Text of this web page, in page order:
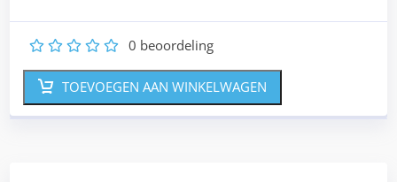
5
4
3
2 0 beoordeling
TOEVOEGEN AAN WINKELWAGEN